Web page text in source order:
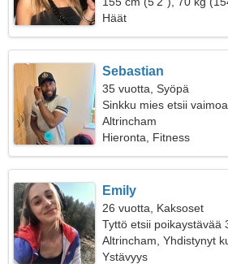
Häät
Sebastian
35 vuotta, Syöpä
Sinkku mies etsii
Altrincham
Hieronta, Fitness
Emily
26 vuotta, Kaksoset
Tyttö etsii poikaystävää
Altrincham, Yhdistynyt
Ystävyys